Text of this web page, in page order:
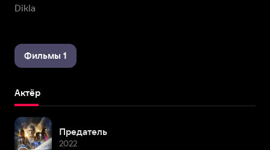
Dikla
Фильмы 1
Актёр
Предатель
2022